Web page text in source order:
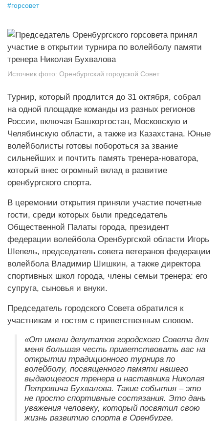
#горсовет
Источник фото: Оренбургский городской Совет
Турнир, который продлится до 31 октября, собрал
на одной площадке команды из разных регионов
России, включая Башкортостан, Московскую и
Челябинскую области, а также из Казахстана. Юные
волейболисты готовы побороться за звание
сильнейших и почтить память тренера-новатора,
который внес огромный вклад в развитие
оренбургского спорта.
В церемонии открытия приняли участие почетные
гости, среди которых были председатель
Общественной Палаты города, президент
федерации волейбола Оренбургской области Игорь
Шепель, председатель совета ветеранов федерации
волейбола Владимир Шишкин, а также директора
спортивных школ города, члены семьи тренера: его
супруга, сыновья и внуки.
Председатель городского Совета обратился к
участникам и гостям с приветственным словом.
«От имени депутатов городского Совета для
меня большая честь приветствовать вас на
открытии традиционного турнира по
волейболу, посвященного памяти нашего
выдающегося тренера и наставника Николая
Петровича Бухвалова. Такие события – это
не просто спортивные состязания. Это дань
уважения человеку, который посвятил свою
жизнь развитию спорта в Оренбурге,